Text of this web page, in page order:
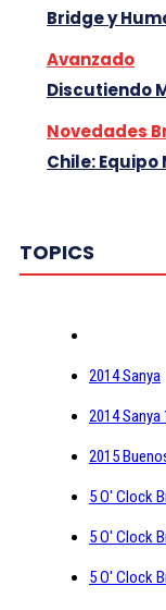
Bridge y
Avanzado
Discutiendo
Novedades
Chile:
TOPICS
2014 Sanya
2014 Sanya
2015
5 O' Clock
5 O' Clock
5 O' Clock